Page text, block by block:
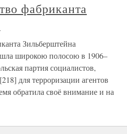
фабриканта
Зильберштейна
широкою полосою в 1906–
партия социалистов,
для терроризации агентов
обратила своё внимание и на